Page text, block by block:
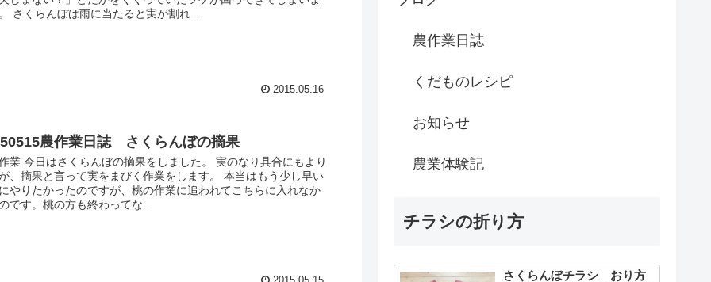
さくらんぼは雨に当たると実が割れ...
2015.05.16
農作業日誌 さくらんぼの摘果
業 今日はさくらんぼの摘果をしました。 実のなり具合にもより
、摘果と言って実をまびく作業をします。 本当はもう少し早い
やりたかったのですが、桃の作業に追われてこちらに入れなか
です。桃の方も終わってな...
農作業日誌
くだものレシピ
お知らせ
農業体験記
チラシの折り方
さくらんぼチラシ おり方